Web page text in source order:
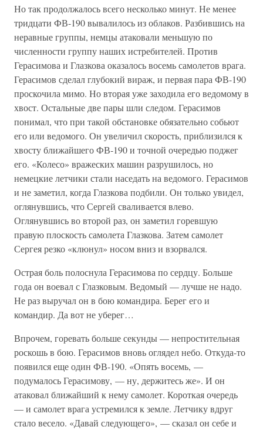
Но так продолжалось всего несколько минут. Не менее
тридцати ФВ-190 вывалилось из облаков. Разбившись на
неравные группы, немцы атаковали меньшую по
численности группу наших истребителей. Против
Герасимова и Глазкова оказалось восемь самолетов врага.
Герасимов сделал глубокий вираж, и первая пара ФВ-190
проскочила мимо. Но вторая уже заходила его ведомому в
хвост. Остальные две пары шли следом. Герасимов
понимал, что при такой обстановке обязательно собьют
его или ведомого. Он увеличил скорость, приблизился к
хвосту ближайшего ФВ-190 и точной очередью поджег
его. «Колесо» вражеских машин разрушилось, но
немецкие летчики стали наседать на ведомого. Герасимов
и не заметил, когда Глазкова подбили. Он только увидел,
оглянувшись, что Сергей сваливается влево.
Оглянувшись во второй раз, он заметил горевшую
правую плоскость самолета Глазкова. Затем самолет
Сергея резко «клюнул» носом вниз и взорвался.
Острая боль полоснула Герасимова по сердцу. Больше
года он воевал с Глазковым. Ведомый — лучше не надо.
Не раз выручал он в бою командира. Берег его и
командир. Да вот не уберег…
Впрочем, горевать больше секунды — непростительная
роскошь в бою. Герасимов вновь оглядел небо. Откуда-то
появился еще один ФВ-190. «Опять восемь, —
подумалось Герасимову, — ну, держитесь же». И он
атаковал ближайший к нему самолет. Короткая очередь
— и самолет врага устремился к земле. Летчику вдруг
стало весело. «Давай следующего», — сказал он себе и